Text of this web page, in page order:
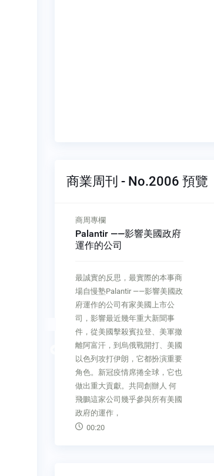
商業周刊 - No.2006 預覽
Previous
商周專欄
切忌貪多嚼不爛
AI超未來切忌貪多嚼不爛遠傳電
信總經理 井琪美國有句諺語：
"Don'tbite off more thanyou can
chew."（切忌貪多嚼不爛）。這
句話也適用在企業導入AI：一開
始不要太貪心，範圍訂太廣，戰
線拉太長，最後不知道怎麼收
斂，無法適時展示具體成果而難
以
00:16